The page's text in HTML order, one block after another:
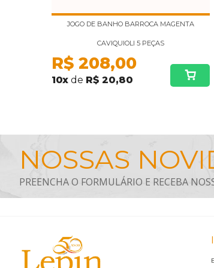
JOGO DE BANHO BARROCA MAGENTA
CAVIQUIOLI 5 PEÇAS
R$ 208,00
10x de R$ 20,80